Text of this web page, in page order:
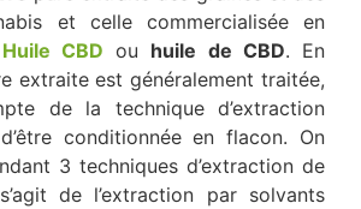
et celle commercialisée en
Huile CBD ou huile de CBD. En
extraite est généralement traitée,
de la technique d’extraction
conditionnée en flacon. On
3 techniques d’extraction de
de l’extraction par solvants